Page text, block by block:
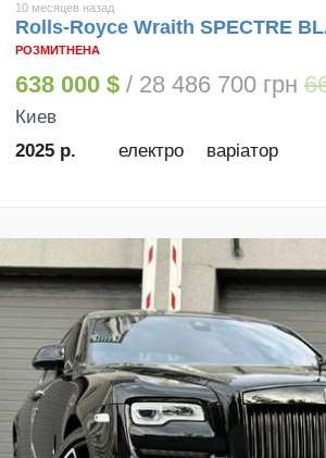
10 месяцев назад
Rolls-Royce Wraith SPECTRE
РОЗМИТНЕНА
638 000 $ / 28 486 700 грн
Киев
2025 р.
електро варіатор